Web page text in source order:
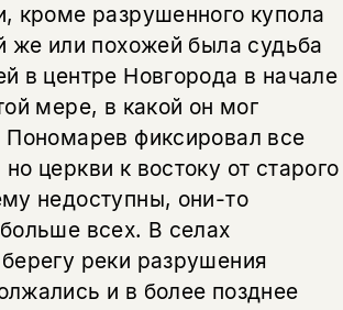
кроме разрушенного купола
же или похожей была судьба
в центре Новгорода в начале
мере, в какой он мог
Пономарев фиксировал все
церкви к востоку от старого
недоступны, они-то
всех. В селах
реки разрушения
и в более позднее